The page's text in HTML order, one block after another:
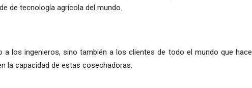
de tecnología agrícola del mundo.
a los ingenieros, sino también a los clientes de todo el mundo que hace
la capacidad de estas cosechadoras.